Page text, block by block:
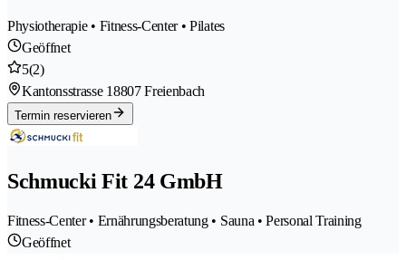
Physiotherapie • Fitness-Center • Pilates
Geöffnet
5(2)
Kantonsstrasse 18807 Freienbach
Termin reservieren
Schmucki Fit 24 GmbH
Fitness-Center • Ernährungsberatung • Sauna • Personal Training
Geöffnet